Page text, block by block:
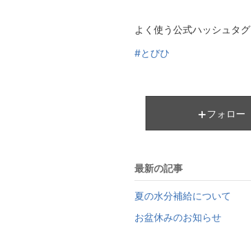
よく使う公式ハッシュタグ
#とびひ
フォロー
最新の記事
夏の水分補給について
お盆休みのお知らせ